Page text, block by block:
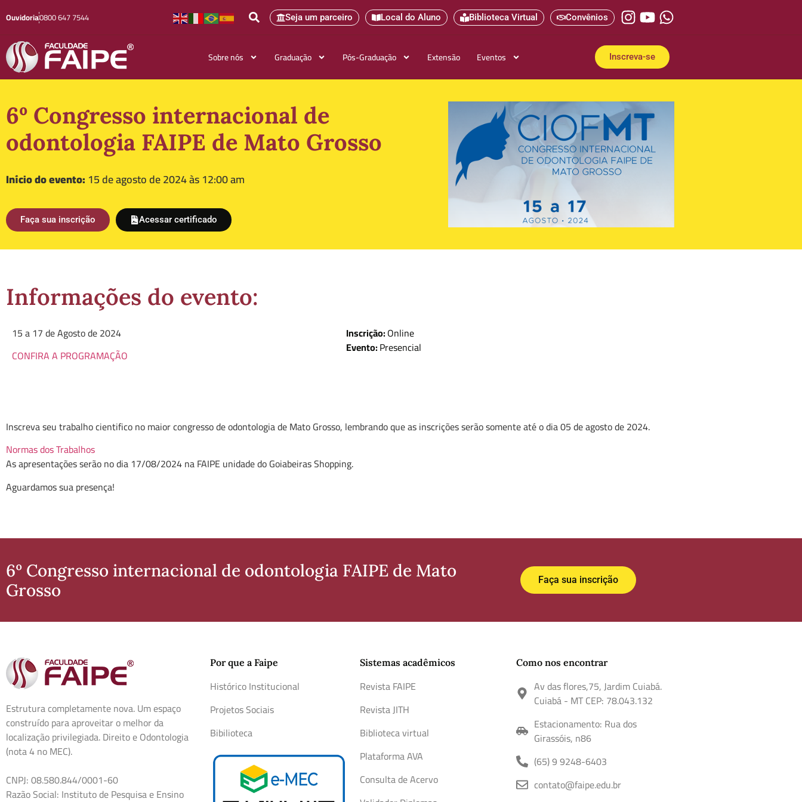
Ouvidoria0800 647 7544 Seja um parceiro Local do Aluno Biblioteca Virtual Convênios
Sobre nós Graduação Pós-Graduação Extensão Eventos Inscreva-se
6º Congresso internacional de
odontologia FAIPE de Mato Grosso
Início do evento: 15 de agosto de 2024 às 12:00 am
Faça sua inscrição Acessar certificado
Informações do evento:
15 a 17 de Agosto de 2024
CONFIRA A PROGRAMAÇÃO
Inscrição:Online
Evento:Presencial
Inscreva seu trabalho cientifico no maior congresso de odontologia de Mato Grosso, lembrando que as inscrições serão somente até o dia 05 de agosto de 2024.
Normas dos Trabalhos
As apresentações serão no dia 17/08/2024 na FAIPE unidade do Goiabeiras Shopping.
Aguardamos sua presença!
6º Congresso internacional de odontologia FAIPE de Mato
Grosso
Faça sua inscrição
Estrutura completamente nova. Um espaço
construído para aproveitar o melhor da
localização privilegiada. Direito e Odontologia
(nota 4 no MEC).
CNPJ: 08.580.844/0001-60
Razão Social: Instituto de Pesquisa e Ensino
Por que a Faipe
Histórico Institucional
Projetos Sociais
Bibilioteca
Sistemas acadêmicos
Revista FAIPE
Revista JITH
Biblioteca virtual
Plataforma AVA
Consulta de Acervo
Como nos encontrar
Av das flores,75, Jardim Cuiabá.
Cuiabá - MT CEP: 78.043.132
Estacionamento: Rua dos
Girassóis, n86
(65) 9 9248-6403
contato@faipe.edu.br